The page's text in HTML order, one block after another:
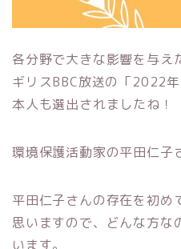
各分野で大きな影響を与え
ギリスBBC放送の「2022
本人も選出されましたね！
環境保護活動家の平田仁子
平田仁子さんの存在を初め
思いますので、どんな方な
います。